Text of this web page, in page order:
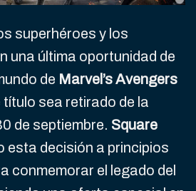
superhéroes y los
una última oportunidad de
de Marvel’s Avengers
sea retirado de la
de septiembre. Square
esta decisión a principios
conmemorar el legado del